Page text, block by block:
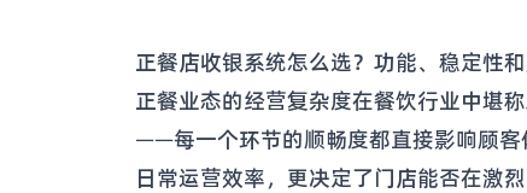
正餐店收银系统怎么选？功能、稳定性
正餐业态的经营复杂度在餐饮行业中堪
——每一个环节的顺畅度都直接影响顾客
日常运营效率，更决定了门店能否在激